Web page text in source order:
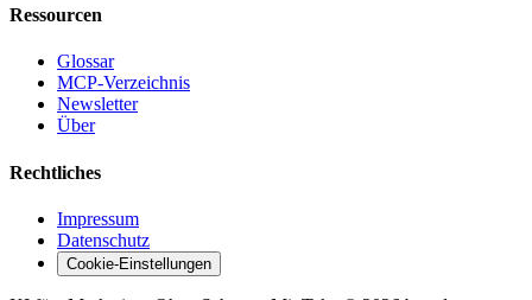
Ressourcen
Glossar
MCP-Verzeichnis
Newsletter
Über
Rechtliches
Impressum
Datenschutz
Cookie-Einstellungen